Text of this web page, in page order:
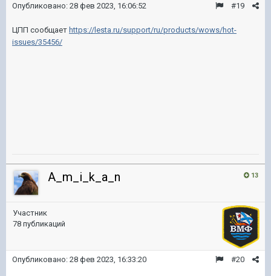
#19
Опубликовано: 28 фев 2023, 16:06:52
ЦПП сообщает https://lesta.ru/support/ru/products/wows/hot-
issues/35456/
13
A_m_i_k_a_n
Участник
78 публикаций
#20
Опубликовано: 28 фев 2023, 16:33:20